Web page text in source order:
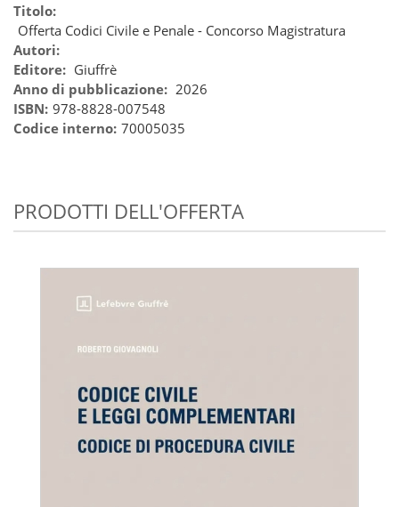
Titolo:
Offerta Codici Civile e Penale - Concorso Magistratura
Autori:
Editore: Giuffrè
Anno di pubblicazione: 2026
ISBN: 978-8828-007548
Codice interno: 70005035
PRODOTTI DELL'OFFERTA